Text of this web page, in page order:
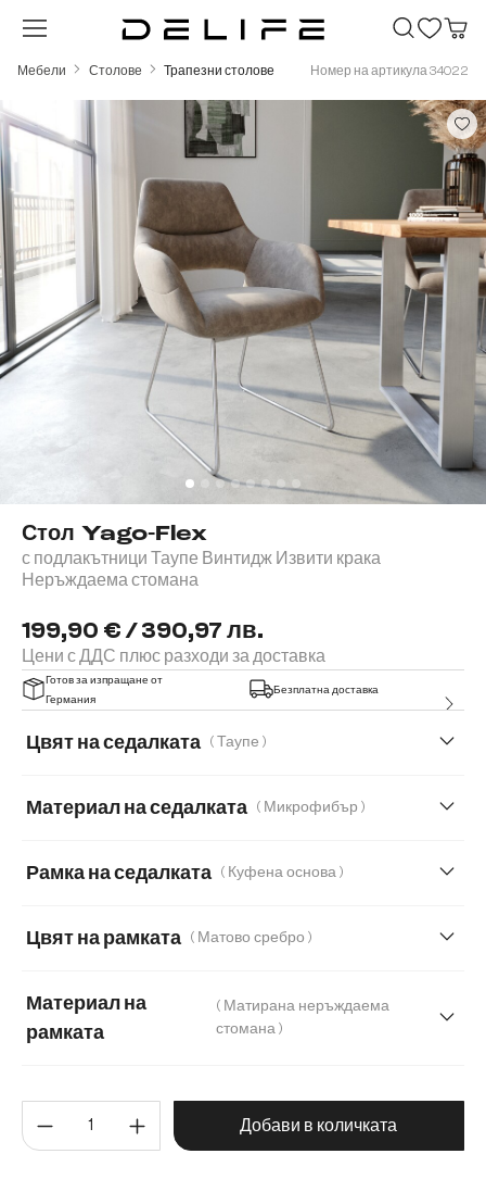
Преминете към основното съдържание
Мебели Столове Трапезни столове Номер на артикула 34022
Стол Yago-Flex
с подлакътници Таупе Винтидж Извити крака
Неръждаема стомана
199,90 € / 390,97 лв.
Цени с ДДС плюс разходи за доставка
Готов за изпращане от
Германия
Безплатна доставка
Цвят на седалката ( Таупе )
Материал на седалката ( Микрофибър )
Меко букле Мек текстилен плат с текстура
Микрофибър/Букле
Рамка на седалката ( Куфена основа )
Цвят на рамката ( Матово сребро )
Материал на
рамката
( Матирана неръждаема
стомана )
Графитена неръждаема стомана Дърво
Количество на продукта:
Добави в количката
Пропуснете галерия с изображения